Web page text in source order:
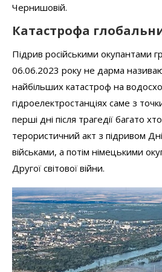
Чернишовій.
Катастрофа
Підрив російськими окупантами
06.06.2023 року не дарма
найбільших катастроф на
гідроелектростанціях саме з
перші дні після трагедії багато
терористичний акт з підривом
військами, а потім німецькими
Другої світової війни.